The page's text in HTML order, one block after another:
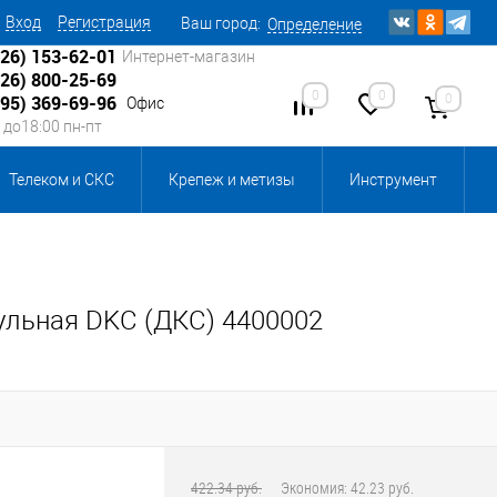
Вход Регистрация Ваш город: Определение
153-62-01 Интернет-магазин
800-25-69
369-69-96 Офис
до18:00 пн-пт
0 0 0
Телеком и СКС Крепеж и метизы Инструмент
и комплектующие, бытовая химия
для склада Ретро-электрика
DKC (ДКС) 4400002
422.34 руб. Экономия: 42.23 руб.